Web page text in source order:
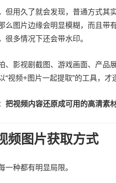
但用久了就会发现，普通方式其
么图片边缘会明显模糊，而且带
多情况下还会带水印。
、影视剧截图、游戏画面、产品
视频+图片一起提取”的工具，才
把视频内容还原成可用的高清素
频图片获取方式
一种都有明显局限。